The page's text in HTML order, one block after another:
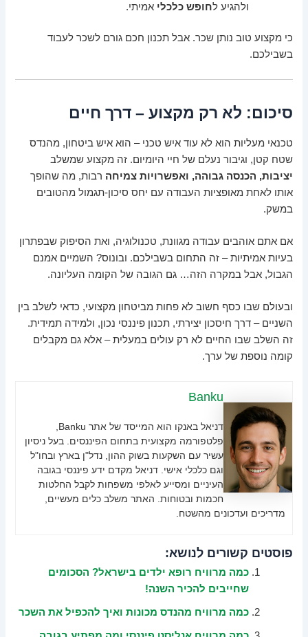
ולהגיע לחופש כלכלי אמיתי.
כי מקצוע טוב נותן שכר. אבל תכנון חכם גורם לשכר לעבוד
בשבילכם.
סיכום: לא רק מקצוע – דרך חיים
טכנאי מעליות הוא לא עוד איש טכני – הוא איש ביטחון, מהנדס
שטח קטן, וגיבור נעלם של חיי היומיום. זה מקצוע שמשלב
יציבות, הכנסה גבוהה, ואפשרויות צמיחה רבות, מה שהופך
אותו לאחת מאופציות העבודה עם יחס סיכון-תגמול מהטובים
במשק.
אם אתם אוהבים עבודה מגוונת, טכנולוגיה, ואת הסיפוק שבפתרון
בעיות אמיתיות – זה התחום בשבילכם. ובונוס? השמיים אמנם
הגבול, אבל במקרה הזה… גם הגובה של הקומה העליונה.
ובעולם שבו כסף חשוב לא פחות מביטחון מקצועי, כדאי לשלב בין
השניים – דרך חיסכון יצירתי, תכנון פיננסי נכון, ולמידה תמידית.
זה השלב שבו החיים לא רק עולים במעלית – אלא גם מקבלים
קומה נוספת של ערך.
Banku
פלטפורמה מקצועית בתחום הפיננסים. בעל ניסיון
עשיר עם השקעות בשוק ההון, נדל"ן בארץ ובחו"ל
וגם כלכלי אישי. דניאל מקדם ידע פיננסי בגובה
העיניים ומסייע לאלפי משפחות לקבל החלטות
חכמות ובטוחות. האתר משלב כלים מעשיים,
מדריכים ועדכונים מהשטח.
פוסטים קשורים לנושא:
כמה מרוויח רופא ילדים בישראל? הסכומים
שחייבים להכיר השנה!
כמה מרוויח מהנדס מכונות ואיך להכפיל את השכר